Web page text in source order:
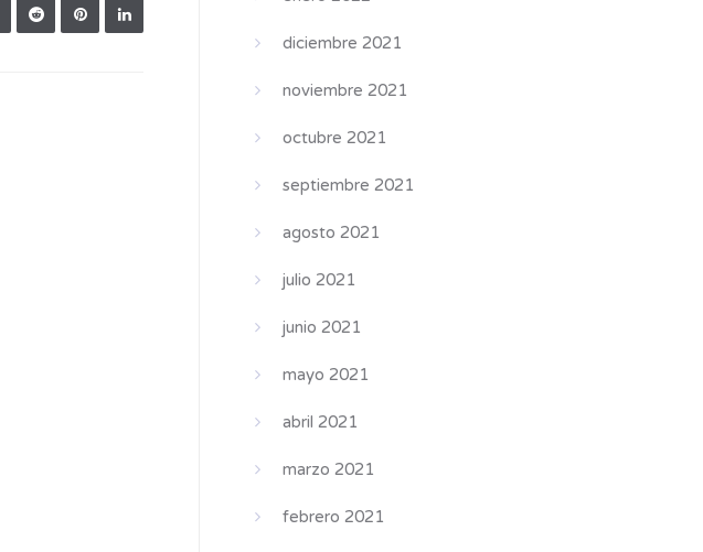
diciembre 2021
noviembre 2021
octubre 2021
septiembre 2021
agosto 2021
julio 2021
junio 2021
mayo 2021
abril 2021
marzo 2021
febrero 2021